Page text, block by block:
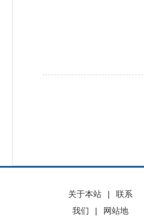
关于本站 |
联系
我们
|
网站地